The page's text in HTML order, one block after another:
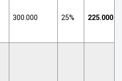
300.000 25% 225.000